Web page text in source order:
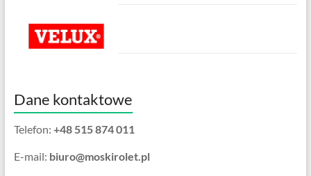
Dane kontaktowe
Telefon: +48 515 874 011
E-mail: biuro@moskirolet.pl